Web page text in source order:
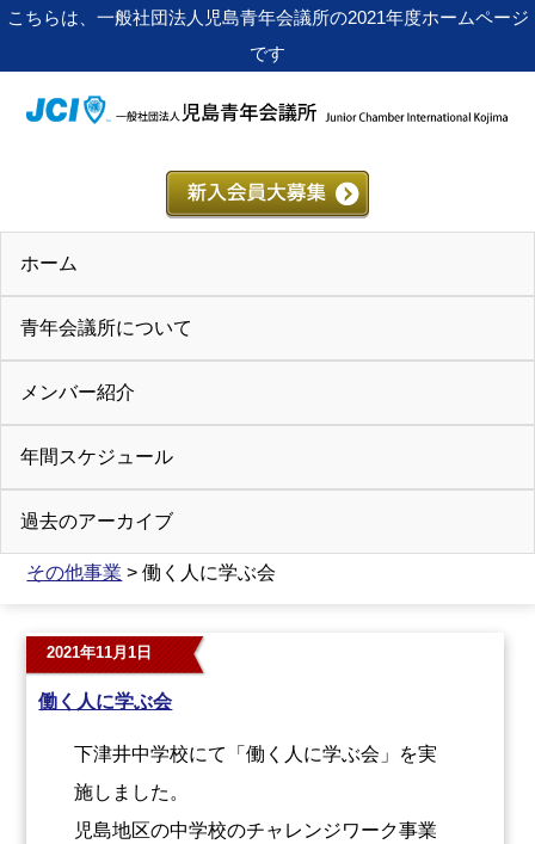
こちらは、一般社団法人児島青年会議所の2021年度ホームページ
です
ホーム
青年会議所について
メンバー紹介
年間スケジュール
過去のアーカイブ
その他事業 > 働く人に学ぶ会
2021年11月1日
働く人に学ぶ会
下津井中学校にて「働く人に学ぶ会」を実
施しました。
児島地区の中学校のチャレンジワーク事業